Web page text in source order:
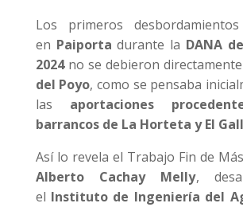
Los primeros
en Paiporta durante la DANA
2024no se debieron
del Poyo, como se pensaba
las aportaciones
barrancos de La Horteta y El
Así lo revela el Trabajo Fin de
Alberto Cachay Melly,
el Instituto de Ingeniería del